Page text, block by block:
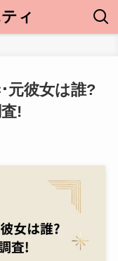
ィ
元彼女は誰?
!